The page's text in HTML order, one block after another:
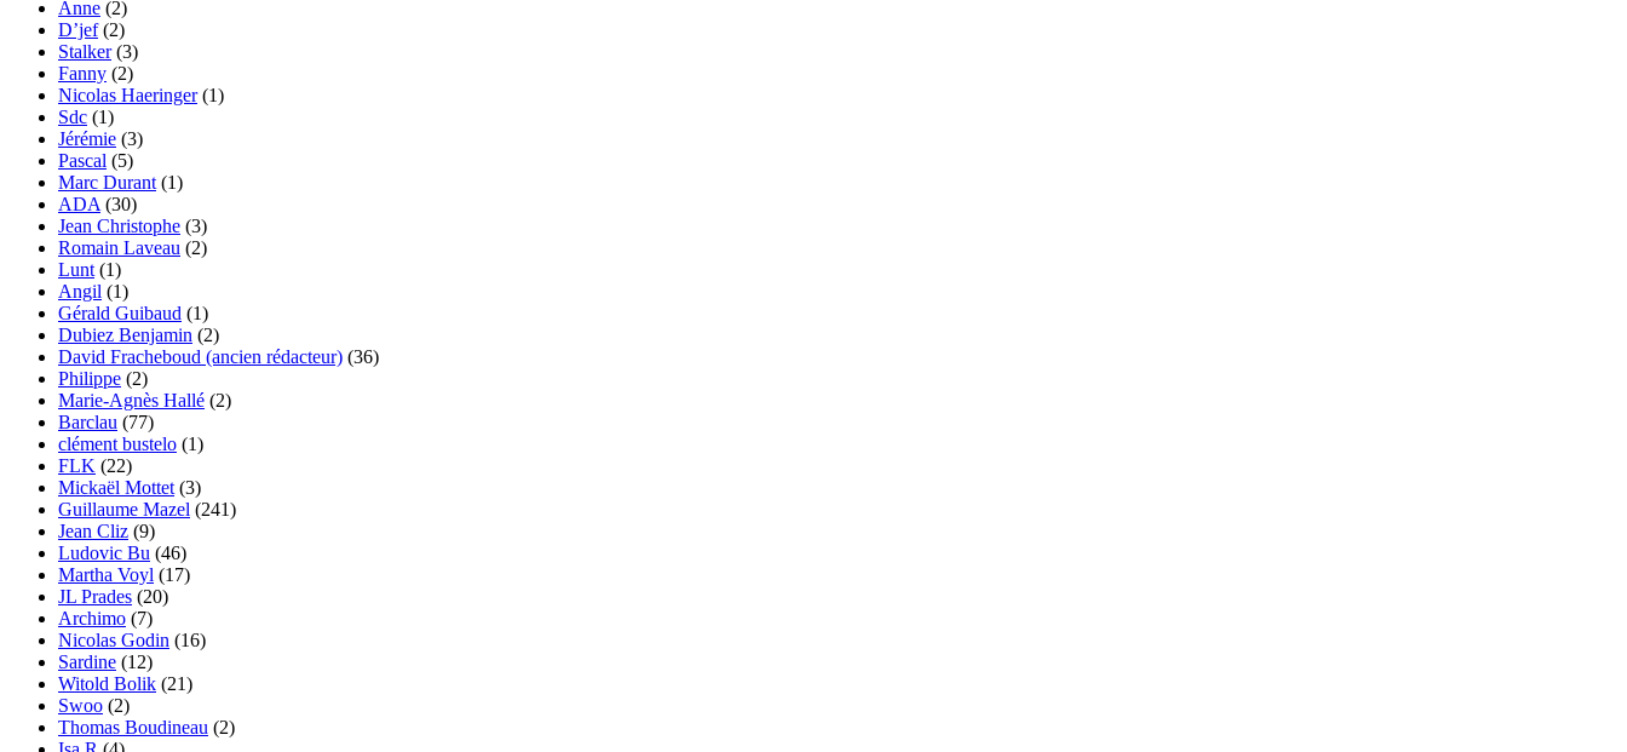
Anne (2)
D’jef(2)
Stalker(3)
Fanny (2)
Nicolas Haeringer(1)
Sdc (1)
Jérémie (3)
Pascal (5)
Marc Durant (1)
ADA (30)
Jean Christophe (3)
Romain Laveau (2)
Lunt (1)
Angil (1)
Gérald Guibaud (1)
Dubiez Benjamin (2)
David Fracheboud (ancien rédacteur) (36)
Philippe (2)
Marie-Agnès Hallé (2)
Barclau (77)
clément bustelo (1)
FLK (22)
Mickaël Mottet (3)
Guillaume Mazel (241)
Jean Cliz (9)
Ludovic Bu (46)
Martha Voyl (17)
JL Prades (20)
Archimo (7)
Nicolas Godin (16)
Sardine (12)
Witold Bolik (21)
Swoo (2)
Thomas Boudineau (2)